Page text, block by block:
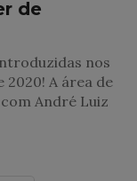
de
nos
A área de
André Luiz